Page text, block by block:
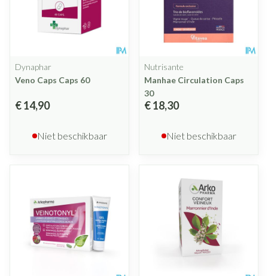
Dynaphar
Veno Caps Caps 60
€ 14,90
Niet beschikbaar
Nutrisante
Manhae Circulation Caps
30
€ 18,30
Niet beschikbaar